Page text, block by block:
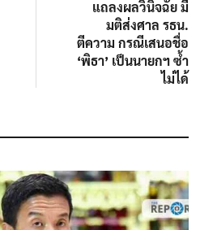
แถลงผลวินิจฉัย มี
มติส่งศาล รธน.
ตีความ กรณีเสนอชื่อ
‘พิธา’ เป็นนายกฯ ซ้ำ
ไม่ได้